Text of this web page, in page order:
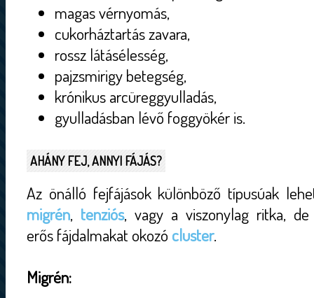
magas vérnyomás,
cukorháztartás zavara,
rossz látásélesség,
pajzsmirigy betegség,
krónikus arcüreggyulladás,
gyulladásban lévő foggyökér is.
AHÁNY FEJ, ANNYI FÁJÁS?
Az önálló fejfájások különböző típusúak
migrén, tenziós, vagy a viszonylag ritka,
erős fájdalmakat okozó cluster.
Migrén: